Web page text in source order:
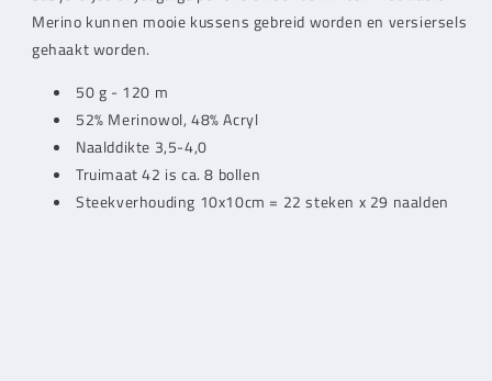
Merino kunnen mooie kussens gebreid worden en versiersels
gehaakt worden.
50 g - 120 m
52% Merinowol, 48% Acryl
Naalddikte 3,5-4,0
Truimaat 42 is ca. 8 bollen
Steekverhouding 10x10cm = 22 steken x 29 naalden